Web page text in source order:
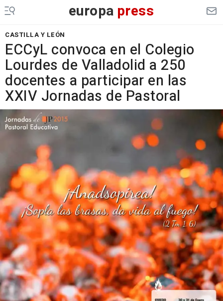
europa press
CASTILLA Y LEÓN
ECCyL convoca en el Colegio
Lourdes de Valladolid a 250
docentes a participar en las
XXIV Jornadas de Pastoral